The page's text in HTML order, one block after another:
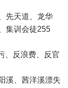
先天道、龙华
集训会徒255
反浪费、反官
、茜洋溪漂失